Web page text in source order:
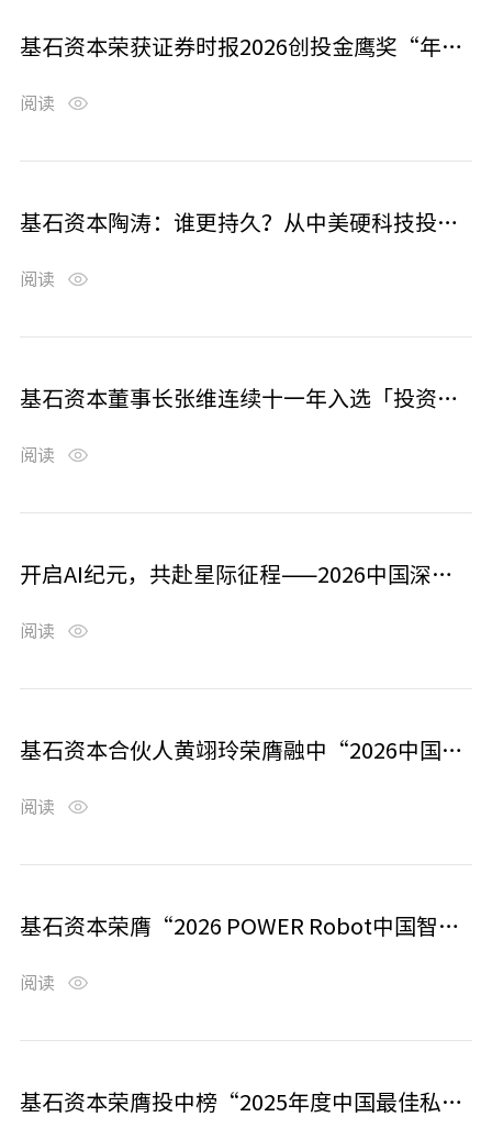
基石资本荣获证券时报2026创投金鹰奖“年度VC机构”等多个奖项
阅读
基石资本陶涛：谁更持久？从中美硬科技投入差异引发的思考 | 基石研究
阅读
基石资本董事长张维连续十一年入选「投资界TOP100」投资人榜单
阅读
开启AI纪元，共赴星际征程——2026中国深圳企业家峰会成功举行
阅读
基石资本合伙人黄翊玲荣膺融中“2026中国最佳青年投资人物”
阅读
基石资本荣膺“2026 POWER Robot中国智能机器人行业投资机构榜单 活跃投资机构总榜TOP30”
阅读
基石资本荣膺投中榜“2025年度中国最佳私募股权投资机构TOP10”等10余个奖项